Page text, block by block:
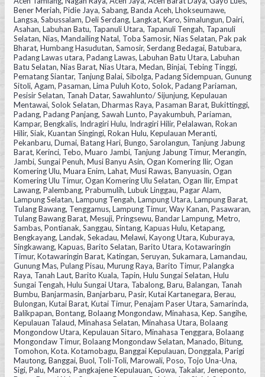
Bener Meriah, Pidie Jaya, Sabang, Banda Aceh, Lhokseumawe,
Langsa, Sabussalam, Deli Serdang, Langkat, Karo, Simalungun, Dairi,
Asahan, Labuhan Batu, Tapanuli Utara, Tapanuli Tengah, Tapanuli
Selatan, Nias, Mandailing Natal, Toba Samosir, Nias Selatan, Pak pak
Bharat, Humbang Hasudutan, Samosir, Serdang Bedagai, Batubara,
Padang Lawas utara, Padang Lawas, Labuhan Batu Utara, Labuhan
Batu Selatan, Nias Barat, Nias Utara, Medan, Binjai, Tebing Tinggi,
Pematang Siantar, Tanjung Balai, Sibolga, Padang Sidempuan, Gunung
Sitoli, Agam, Pasaman, Lima Puluh Koto, Solok, Padang Pariaman,
Pesisir Selatan, Tanah Datar, Sawahlunto/ Sijunjung, Kepulauan
Mentawai, Solok Selatan, Dharmas Raya, Pasaman Barat, Bukittinggi,
Padang, Padang Panjang, Sawah Lunto, Payakumbuh, Pariaman,
Kampar, Bengkalis, Indragiri Hulu, Indragiri Hilir, Pelalawan, Rokan
Hilir, Siak, Kuantan Singingi, Rokan Hulu, Kepulauan Meranti,
Pekanbaru, Dumai, Batang Hari, Bungo, Sarolangun, Tanjung Jabung
Barat, Kerinci, Tebo, Muaro Jambi, Tanjung Jabung Timur, Merangin,
Jambi, Sungai Penuh, Musi Banyu Asin, Ogan Komering Ilir, Ogan
Komering Ulu, Muara Enim, Lahat, Musi Rawas, Banyuasin, Ogan
Komering Ulu Timur, Ogan Komering Ulu Selatan, Ogan Ilir, Empat
Lawang, Palembang, Prabumulih, Lubuk Linggau, Pagar Alam,
Lampung Selatan, Lampung Tengah, Lampung Utara, Lampung Barat,
Tulang Bawang, Tenggamus, Lampung Timur, Way Kanan, Pasawaran,
Tulang Bawang Barat, Mesuji, Pringsewu, Bandar Lampung, Metro,
Sambas, Pontianak, Sanggau, Sintang, Kapuas Hulu, Ketapang,
Bengkayang, Landak, Sekadau, Melawi, Kayong Utara, Kuburaya,
Singkawang, Kapuas, Barito Selatan, Barito Utara, Kotawaringin
Timur, Kotawaringin Barat, Katingan, Seruyan, Sukamara, Lamandau,
Gunung Mas, Pulang Pisau, Murung Raya, Barito Timur, Palangka
Raya, Tanah Laut, Barito Kuala, Tapin, Hulu Sungai Selatan, Hulu
Sungai Tengah, Hulu Sungai Utara, Tabalong, Baru, Balangan, Tanah
Bumbu, Banjarmasin, Banjarbaru, Pasir, Kutai Kartanegara, Berau,
Bulongan, Kutai Barat, Kutai Timur, Penajam Paser Utara, Samarinda,
Balikpapan, Bontang, Bolaang Mongondaw, Minahasa, Kep. Sangihe,
Kepulauan Talaud, Minahasa Selatan, Minahasa Utara, Bolaang
Mongondow Utara, Kepulauan Sitaro, Minahasa Tenggara, Bolaang
Mongondaw Timur, Bolaang Mongondaw Selatan, Manado, Bitung,
Tomohon, Kota. Kotamobagu, Banggai Kepulauan, Donggala, Parigi
Mautong, Banggai, Buol, Toli-Toli, Marowali, Poso, Tojo Una-Una,
Sigi, Palu, Maros, Pangkajene Kepulauan, Gowa, Takalar, Jeneponto,